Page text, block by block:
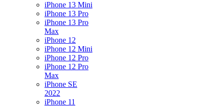
iPhone 13 Mini
iPhone 13 Pro
iPhone 13 Pro
Max
iPhone 12
iPhone 12 Mini
iPhone 12 Pro
iPhone 12 Pro
Max
iPhone SE
2022
iPhone 11